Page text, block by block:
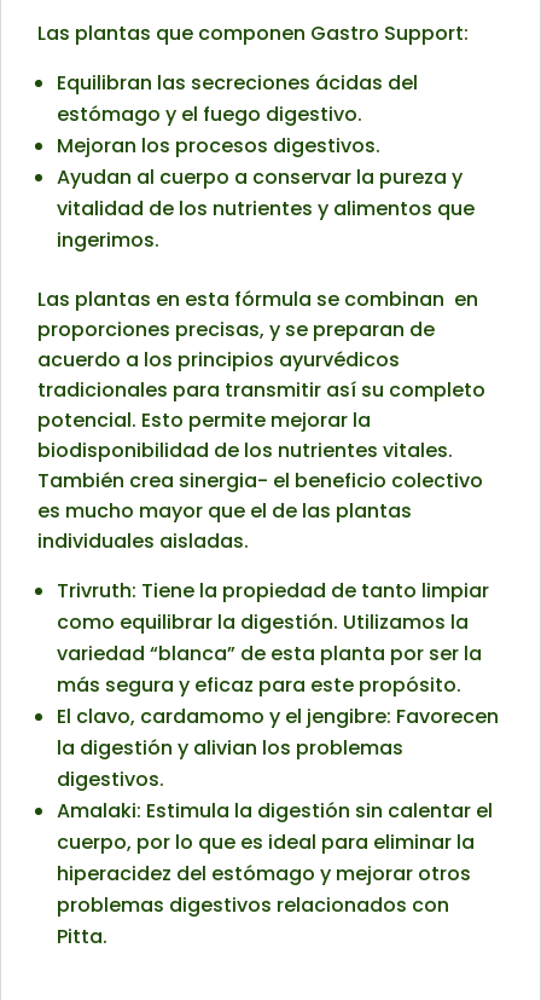
Las plantas que componen Gastro Support:
Equilibran las secreciones ácidas del
estómago y el fuego digestivo.
Mejoran los procesos digestivos.
Ayudan al cuerpo a conservar la pureza y
vitalidad de los nutrientes y alimentos que
ingerimos.
Las plantas en esta fórmula se combinan en
proporciones precisas, y se preparan de
acuerdo a los principios ayurvédicos
tradicionales para transmitir así su completo
potencial. Esto permite mejorar la
biodisponibilidad de los nutrientes vitales.
También crea sinergia- el beneficio colectivo
es mucho mayor que el de las plantas
individuales aisladas.
Trivruth: Tiene la propiedad de tanto limpiar
como equilibrar la digestión. Utilizamos la
variedad “blanca” de esta planta por ser la
más segura y eficaz para este propósito.
El clavo, cardamomo y el jengibre: Favorecen
la digestión y alivian los problemas
digestivos.
Amalaki: Estimula la digestión sin calentar el
cuerpo, por lo que es ideal para eliminar la
hiperacidez del estómago y mejorar otros
problemas digestivos relacionados con
Pitta.